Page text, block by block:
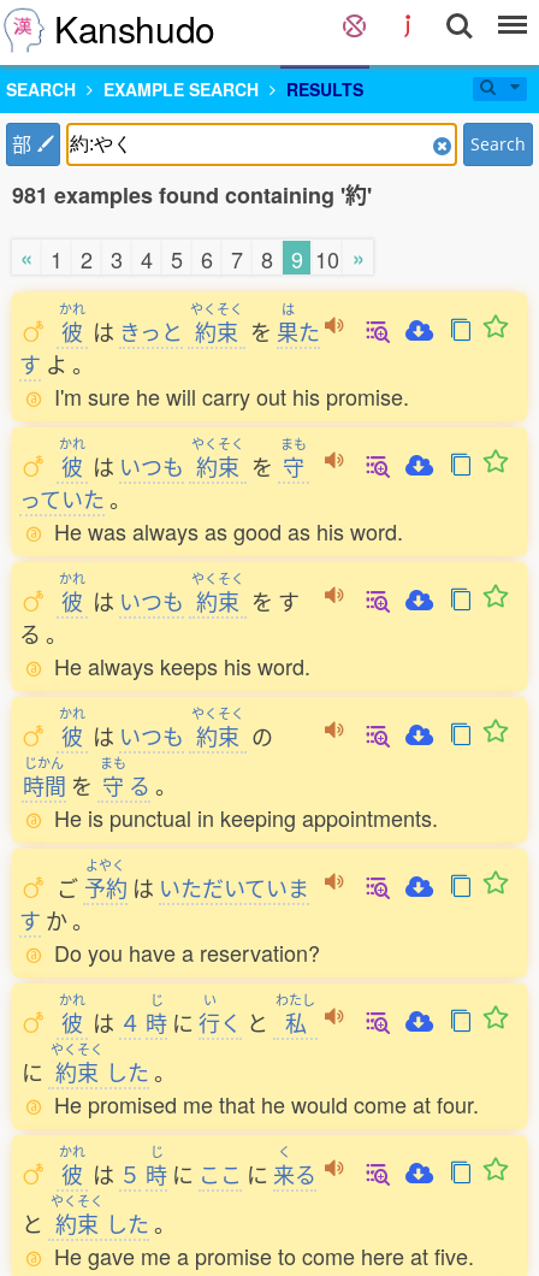
Kanshudo
SEARCH EXAMPLE SEARCH RESULTS
部 Search
981 examples found containing '約'
« 1 2 3 4 5 6 7 8 9 10 »
かれ
彼 は きっと
やくそく
約束 を
は
果た
す よ 。
I'm sure he will carry out his promise.
かれ
彼 は いつも
やくそく
約束 を
まも
守
っていた。
He was always as good as his word.
かれ
彼 は いつも
やくそく
約束 を す
る 。
He always keeps his word.
かれ
彼 は いつも
やくそく
約束 の
じかん
時間 を
まも
守 る 。
He is punctual in keeping appointments.
ご
よやく
予約 は いただいていま
す か。
Do you have a reservation?
かれ
彼 は ４
じ
時 に
い
行く と
わたし
私
に
やくそく
約束 した。
He promised me that he would come at four.
かれ
彼 は ５
じ
時 に ここ に
く
来る
と
やくそく
約束 した。
He gave me a promise to come here at five.